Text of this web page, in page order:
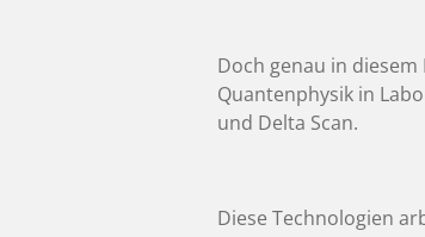
Doch genau in
Quantenphysik in
und Delta Scan.
Diese Technologien